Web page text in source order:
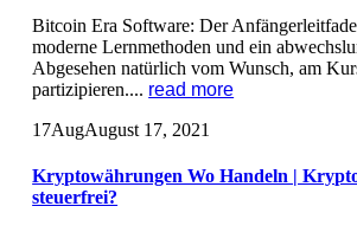
Bitcoin Era Software: Der
moderne Lernmethoden und ein
Abgesehen natürlich vom Wunsch, am
partizipieren.... read more
17AugAugust 17, 2021
Kryptowährungen Wo Handeln |
steuerfrei?